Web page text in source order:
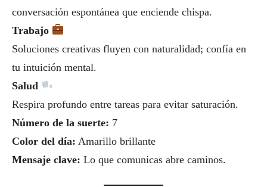
conversación espontánea que enciende chispa.
Trabajo
Soluciones creativas fluyen con naturalidad; confía en
tu intuición mental.
Salud
Respira profundo entre tareas para evitar saturación.
Número de la suerte: 7
Color del día: Amarillo brillante
Mensaje clave: Lo que comunicas abre caminos.